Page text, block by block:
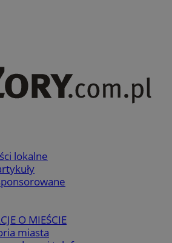
lokalne
O MIEŚCIE
miasta